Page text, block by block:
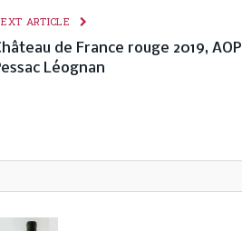
ARTICLE
de France rouge 2019, AOP
Léognan